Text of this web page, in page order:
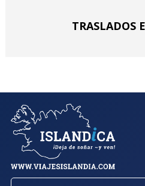
TRASLADOS